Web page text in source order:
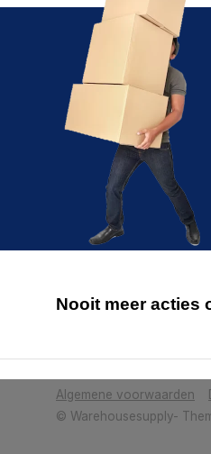
Nooit meer acties
Algemene voorwaarden
© Warehousesupply-